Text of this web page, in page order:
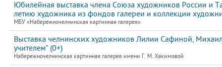
Юбилейная выставка члена Союза художников России и
летию художника из фондов галереи и коллекции
МБУ «Набережночелнинская картинная галерея»
Выставка челнинских художников Лилии Сафиной,
учителем" (0+)
Набережночелнинская картинная галерея имени Г. М. Хакимовой